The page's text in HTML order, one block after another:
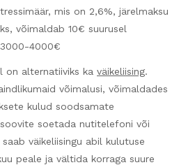
mis on 2,6%, järelmaksu
võimaldab 10€ suurusel
4000€
on alternatiiviks ka väikeliising.
võimalusi, võimaldades
kulud soodsamate
soetada nutitelefoni või
väikeliisingu abil kulutuse
peale ja vältida korraga suure